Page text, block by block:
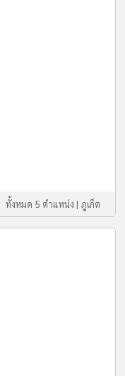
ทั้งหมด 5 ตำแหน่ง | ภูเก็ต